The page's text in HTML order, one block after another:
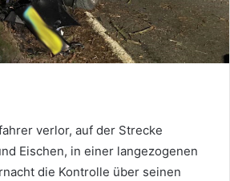
verlor, auf der Strecke
Eischen, in einer langezogenen
die Kontrolle über seinen